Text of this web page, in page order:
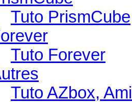
Tuto PrismCube
Tuto Forever
Tuto AZbox,